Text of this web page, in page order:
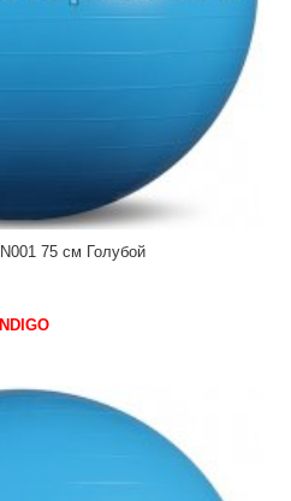
Мяч гимнастический INDIGO IN001 75 см Голубой
INDIGO